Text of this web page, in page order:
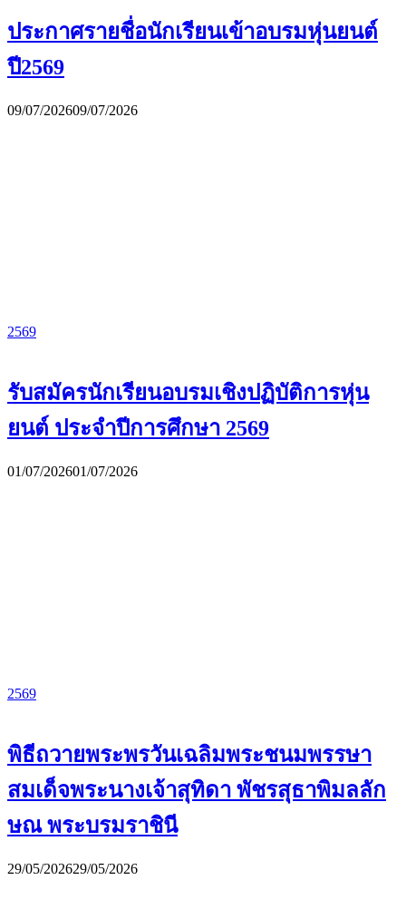
ประกาศรายชื่อนักเรียนเข้าอบรมหุ่นยนต์
ปี2569
09/07/202609/07/2026
2569
รับสมัครนักเรียนอบรมเชิงปฏิบัติการหุ่น
ยนต์ ประจำปีการศึกษา 2569
01/07/202601/07/2026
2569
พิธีถวายพระพรวันเฉลิมพระชนมพรรษา
สมเด็จพระนางเจ้าสุทิดา พัชรสุธาพิมลลัก
ษณ พระบรมราชินี
29/05/202629/05/2026